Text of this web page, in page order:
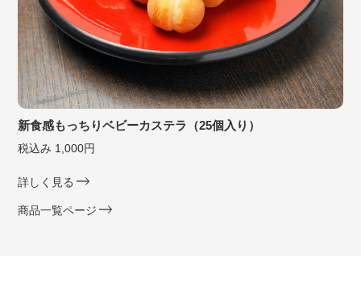
新食感もっちりベビーカステラ（25個入り）
税込み 1,000円
詳しく見る
商品一覧ページ